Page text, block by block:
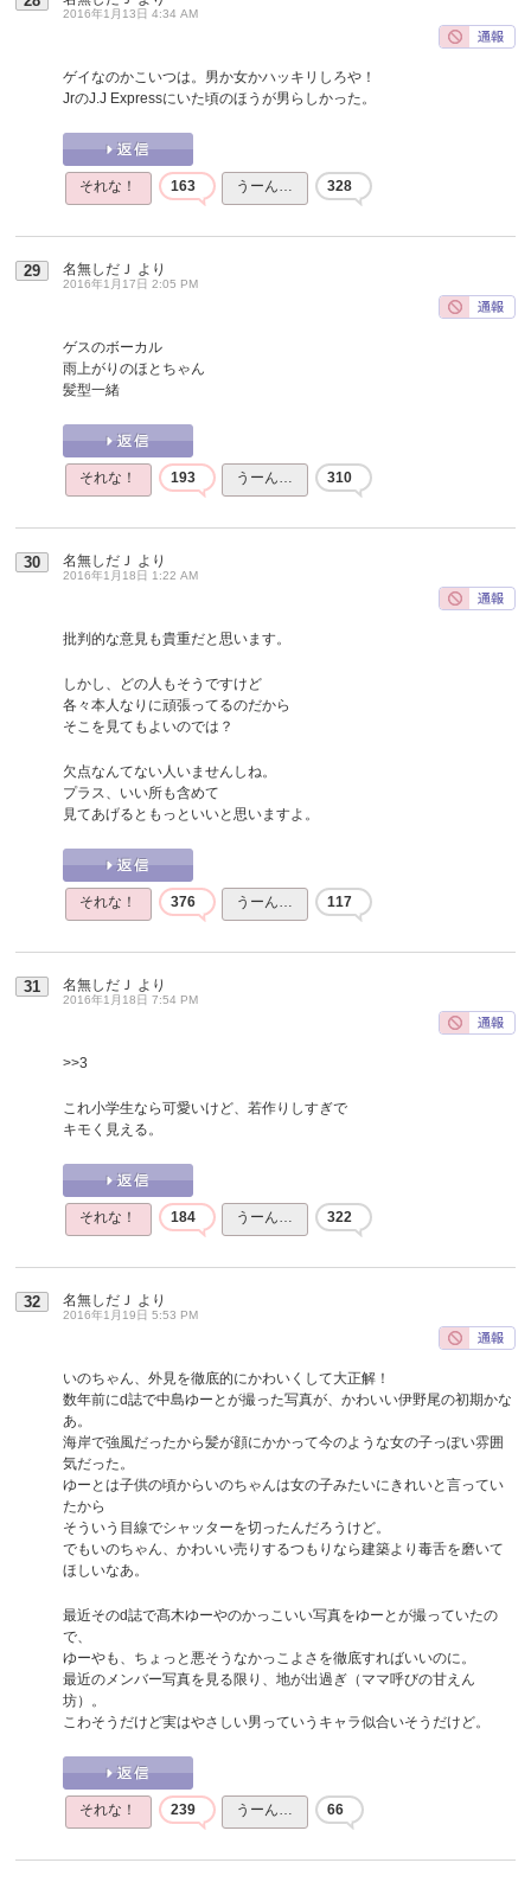
2016年1月13日 4:34 AM
ゲイなのかこいつは。男か女かハッキリしろや！
JrのJ.J Expressにいた頃のほうが男らしかった。
それな！ 163 うーん… 328
29 名無しだＪ より
2016年1月17日 2:05 PM
ゲスのボーカル
雨上がりのほとちゃん
髪型一緒
それな！ 193 うーん… 310
30 名無しだＪ より
2016年1月18日 1:22 AM
批判的な意見も貴重だと思います。
しかし、どの人もそうですけど
各々本人なりに頑張ってるのだから
そこを見てもよいのでは？
欠点なんてない人いませんしね。
プラス、いい所も含めて
見てあげるともっといいと思いますよ。
それな！ 376 うーん… 117
31 名無しだＪ より
2016年1月18日 7:54 PM
>>3
これ小学生なら可愛いけど、若作りしすぎで
キモく見える。
それな！ 184 うーん… 322
32 名無しだＪ より
2016年1月19日 5:53 PM
いのちゃん、外見を徹底的にかわいくして大正解！
数年前にd誌で中島ゆーとが撮った写真が、かわいい伊野尾の初期かな
あ。
海岸で強風だったから髪が顔にかかって今のような女の子っぽい雰囲
気だった。
ゆーとは子供の頃からいのちゃんは女の子みたいにきれいと言ってい
たから
そういう目線でシャッターを切ったんだろうけど。
でもいのちゃん、かわいい売りするつもりなら建築より毒舌を磨いて
ほしいなあ。
最近そのd誌で髙木ゆーやのかっこいい写真をゆーとが撮っていたの
で、
ゆーやも、ちょっと悪そうなかっこよさを徹底すればいいのに。
最近のメンバー写真を見る限り、地が出過ぎ（ママ呼びの甘えん
坊）。
こわそうだけど実はやさしい男っていうキャラ似合いそうだけど。
それな！ 239 うーん… 66